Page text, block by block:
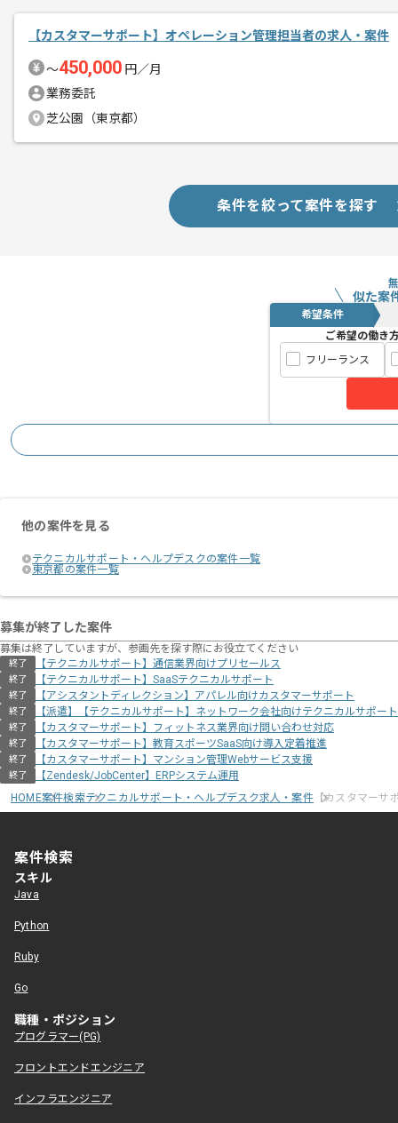
【カスタマーサポート】オペレーション管理担当者の求人・案件
〜450,000 円／月
業務委託
芝公園（東京都）
条件を絞って案件を探す
似た案
希望条件
ご希望の働き
フリーランス
他の案件を見る
テクニカルサポート・ヘルプデスクの案件一覧
東京都の案件一覧
募集が終了した案件
募集は終了していますが、参画先を探す際にお役立てください
終了 【テクニカルサポート】通信業界向けプリセールス
終了 【テクニカルサポート】SaaSテクニカルサポート
終了 【アシスタントディレクション】アパレル向けカスタマーサポート
終了 【派遣】【テクニカルサポート】ネットワーク会社向けテクニカルサポート
終了 【カスタマーサポート】フィットネス業界向け問い合わせ対応
終了 【カスタマーサポート】教育スポーツSaaS向け導入定着推進
終了 【カスタマーサポート】マンション管理Webサービス支援
終了
【Zendesk/JobCenter】ERPシステム運用
HOME案件検索テクニカルサポート・ヘルプデスク求人・案件【カスタマーサ
案件検索
スキル
Java
Python
Ruby
Go
職種・ポジション
プログラマー(PG)
フロントエンドエンジニア
インフラエンジニア